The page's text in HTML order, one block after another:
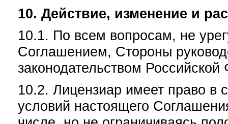
10. Действие, изменение и
10.1. По всем вопросам, не
Соглашением, Стороны
законодательством
10.2. Лицензиар имеет право в
условий настоящего